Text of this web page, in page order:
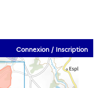
Connexion / Inscription